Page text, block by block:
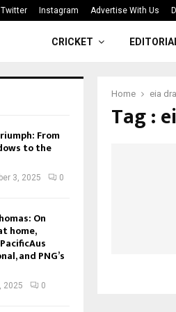
Twitter Instagram Advertise With Us
India’s Triumph: From the
CRICKET
Home eia
Tag :
From
to the
3, 2025 0
On
home,
and PNG’s
2025 0